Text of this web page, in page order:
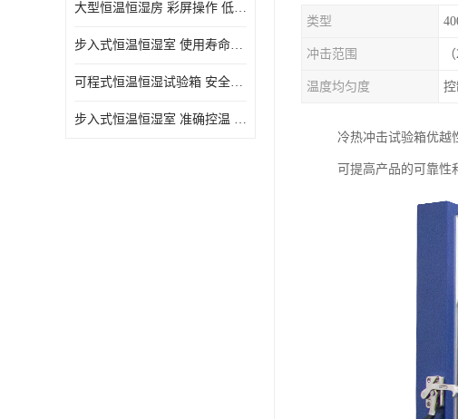
大型恒温恒湿房 彩屏操作 低耗电量 平稳电流
步入式恒温恒湿室 使用寿命长 移动和放置方便
可程式恒温恒湿试验箱 安全可靠 美观实用 清洁更方便
步入式恒温恒湿室 准确控温 试验周期自动化程度高
类型
冲击范围
温度均匀度
冷热冲击试验箱优越
可提高产品的可靠性